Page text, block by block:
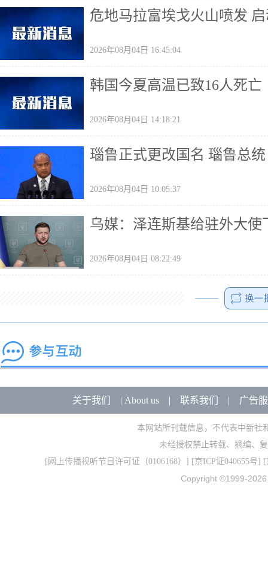
危地马拉富埃戈火山喷发
2026年08月04日 16:45:04
韩国今夏高温已致16人死亡
2026年08月04日 14:18:21
瑙鲁正式更改国名 瑙鲁总
2026年08月04日 10:05:37
乌媒：泽连斯基给驻外大使
2026年08月04日 08:22:49
关于我们 | About us| 联系我们 | 广告
本网站所刊载信息，不代表中新社
未经授权禁止转载、摘编、
[ 网上传播视听节目许可证（0106168） ] [京ICP证040655号] [
Copyright ©1999-